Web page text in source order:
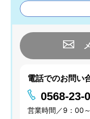
電話でのお問い
0568-23-
営業時間／9：00